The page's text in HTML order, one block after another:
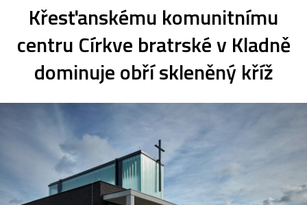
Křesťanskému komunitnímu
centru Církve bratrské v Kladně
dominuje obří skleněný kříž